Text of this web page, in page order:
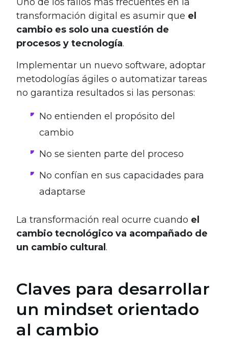
transformación digital es asumir que el
cambio es solo una cuestión de
procesos y tecnología.
Implementar un nuevo software, adoptar
metodologías ágiles o automatizar tareas
no garantiza resultados si las personas:
No entienden el propósito del
cambio
No se sienten parte del proceso
No confían en sus capacidades para
adaptarse
La transformación real ocurre cuando el
cambio tecnológico va acompañado de
un cambio cultural .
Claves para desarrollar
un mindset orientado
al cambio